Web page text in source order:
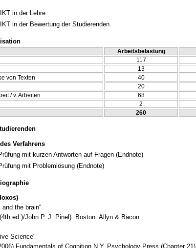
in der Lehre
in der Bewertung der Studierenden
Arbeitsbelastung
117
13
von Texten
40
20
/ v. Arbeiten
68
2
260
Verfahrens
mit kurzen Antworten auf Fragen (Endnote)
mit Problemlösung (Endnote)
the brain"
ed.)/John P. J. Pinel). Boston: Allyn & Bacon
Science"
Fundamentals of Cognition N.Y. Psychology Press (Chapter 21)